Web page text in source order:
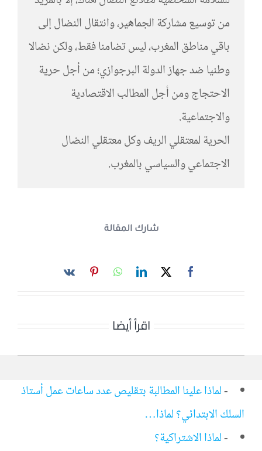
من توسيع مشاركة الجماهير، وانتقال النضال إلى
باقي مناطق المغرب، ليس تضامنا فقط، ولكن نضالا
وطنيا ضد جهاز الدولة البرجوازي؛ من أجل حرية
الاحتجاج ومن أجل المطالب الاقتصادية
والاجتماعية.
الحرية لمعتقلي الريف وكل معتقلي النضال
الاجتماعي والسياسي بالمغرب.
شارك المقالة
اقرأ أيضا
-لماذا علينا المطالبة بتقليص عدد ساعات عمل أستاذ
السلك الابتدائي؟ لماذا…
-لماذا الاشتراكية؟